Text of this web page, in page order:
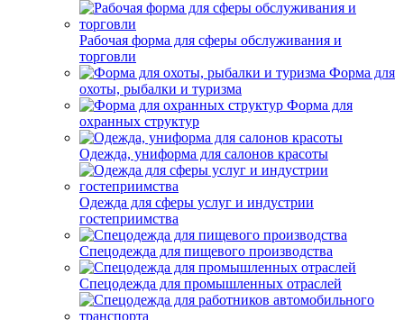
Рабочая форма для сферы обслуживания и
торговли
Форма для
охоты, рыбалки и туризма
Форма для
охранных структур
Одежда, униформа для салонов красоты
Одежда для сферы услуг и индустрии
гостеприимства
Спецодежда для пищевого производства
Спецодежда для промышленных отраслей